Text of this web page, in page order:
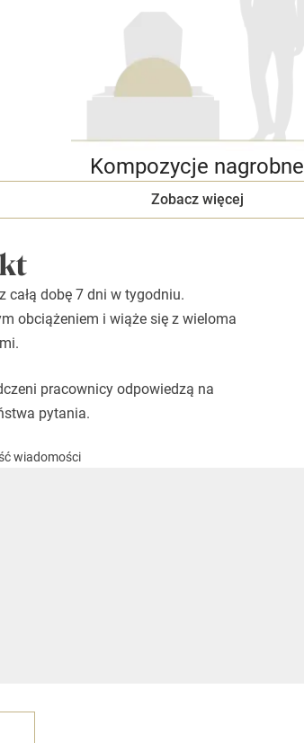
Kompozycje nagrobne
Zobacz więcej
całą dobę 7 dni w tygodniu.
obciążeniem i wiąże się z wieloma
pracownicy odpowiedzą na
pytania.
wiadomości